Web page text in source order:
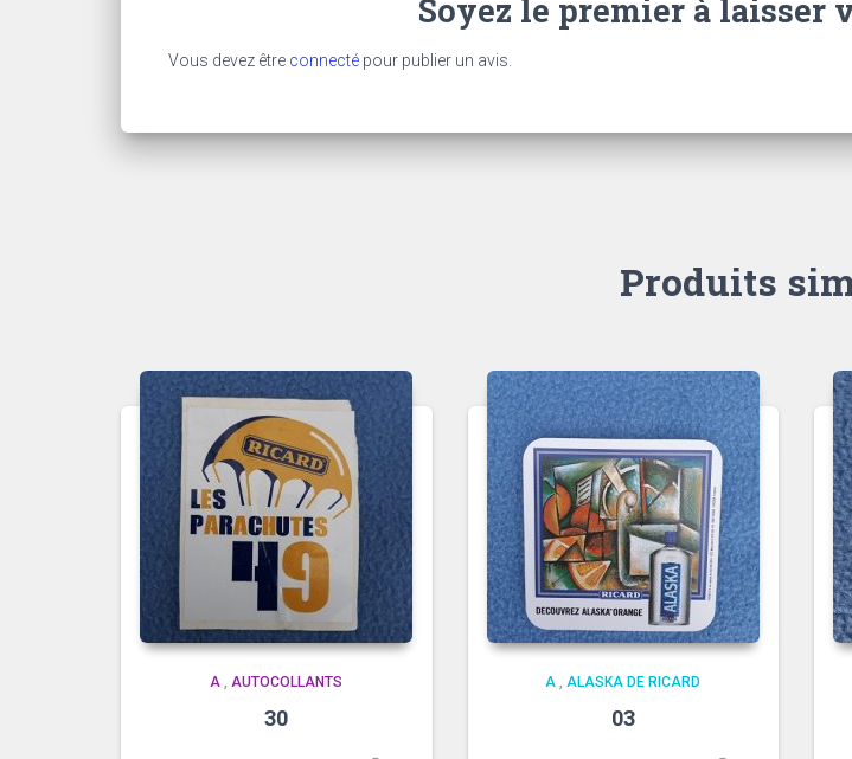
Soyez le premier à laisser
Vous devez être connecté pour publier un avis.
Produits
A ,AUTOCOLLANTS
30
A ,ALASKA DE RICARD
03